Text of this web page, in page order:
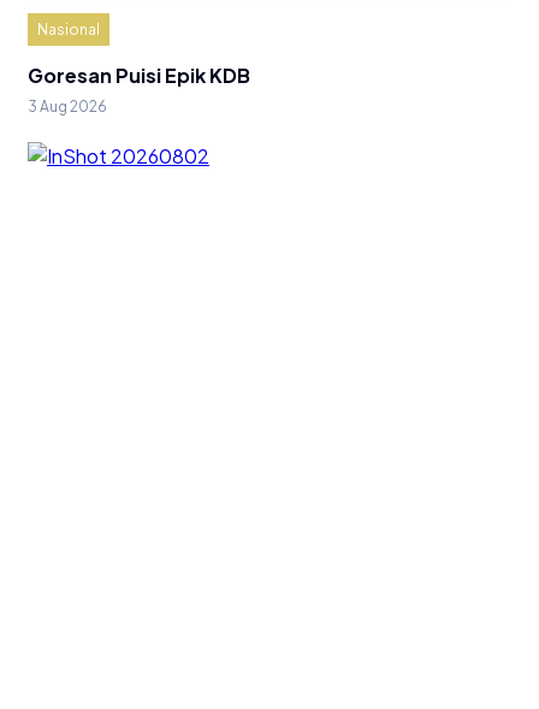
Nasional
Goresan Puisi Epik KDB
3 Aug 2026